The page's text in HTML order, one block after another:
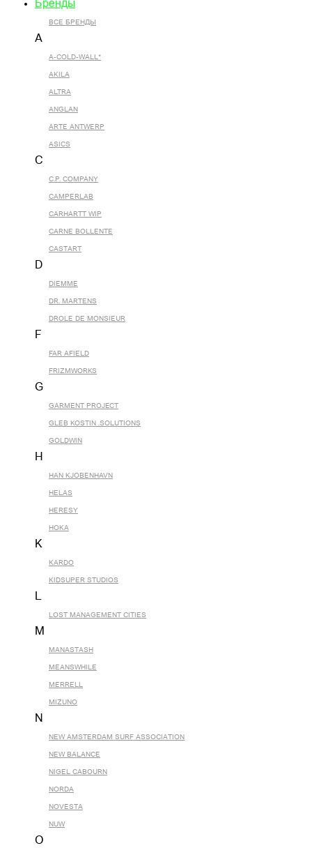
Бренды
ВСЕ БРЕНДЫ
A
A-COLD-WALL*
AKILA
ALTRA
ANGLAN
ARTE ANTWERP
ASICS
C
C.P. COMPANY
CAMPERLAB
CARHARTT WIP
CARNE BOLLENTE
CASTART
D
DIEMME
DR. MARTENS
DROLE DE MONSIEUR
F
FAR AFIELD
FRIZMWORKS
G
GARMENT PROJECT
GLEB KOSTIN .SOLUTIONS
GOLDWIN
H
HAN KJOBENHAVN
HELAS
HERESY
HOKA
K
KARDO
KIDSUPER STUDIOS
L
LOST MANAGEMENT CITIES
M
MANASTASH
MEANSWHILE
MERRELL
MIZUNO
N
NEW AMSTERDAM SURF ASSOCIATION
NEW BALANCE
NIGEL CABOURN
NORDA
NOVESTA
NUW
O